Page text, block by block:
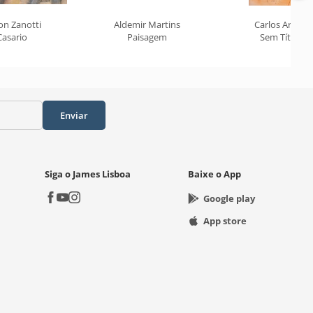
Zanotti
Aldemir Martins
Paisagem
Carlos Araújo
Sem Título
Enviar
Siga o James Lisboa
Baixe o App
Google play
App store